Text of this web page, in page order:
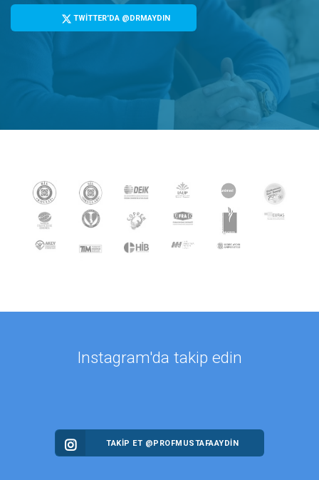
TWİTTER'DA @DRMAYDIN
Instagram'da takip edin
TAKİP ET @PROFMUSTAFAAYDIN